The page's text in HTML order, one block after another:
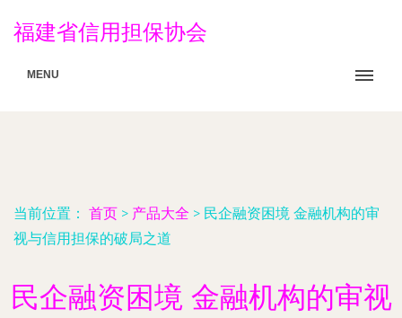
福建省信用担保协会
MENU
当前位置： 首页 > 产品大全 > 民企融资困境 金融机构的审
视与信用担保的破局之道
民企融资困境 金融机构的审视